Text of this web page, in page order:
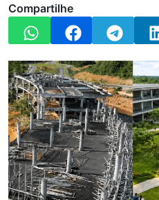
Compartilhe